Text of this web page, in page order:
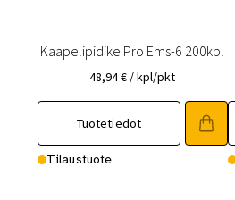
Kaapelipidike Pro Ems-6 200kpl
48,94€ / kpl/pkt
Tuotetiedot
Tilaustuote